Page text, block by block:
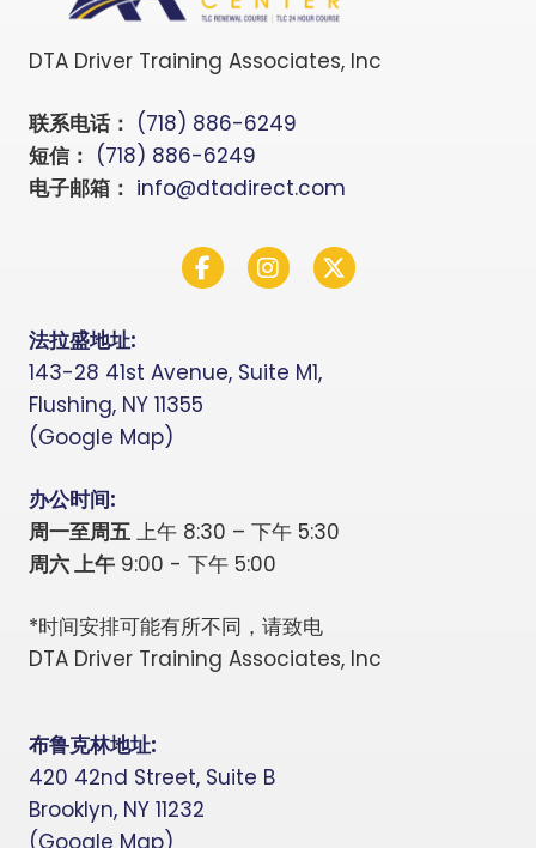
DTA Driver Training Associates, Inc
联系电话： (718) 886-6249
短信： (718) 886-6249
电子邮箱： info@dtadirect.com
FacebookInstagram
Twitter X
法拉盛地址:
143-28 41st Avenue, Suite M1,
Flushing, NY 11355
(Google Map)
办公时间:
周一至周五 上午 8:30 – 下午 5:30
周六 上午 9:00 - 下午 5:00
*时间安排可能有所不同，请致电
DTA Driver Training Associates, Inc
布鲁克林地址:
420 42nd Street, Suite B
Brooklyn, NY 11232
(Google Map)